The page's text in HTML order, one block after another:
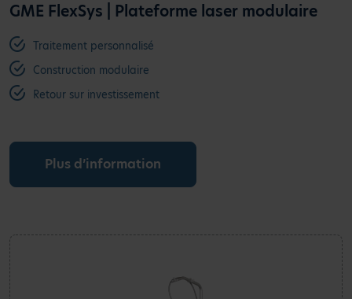
GME FlexSys | Plateforme laser modulaire
Traitement personnalisé
Construction modulaire
Retour sur investissement
Plus d’information